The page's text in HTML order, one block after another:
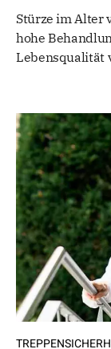
Stürze im Alter
hohe
Lebensqualität